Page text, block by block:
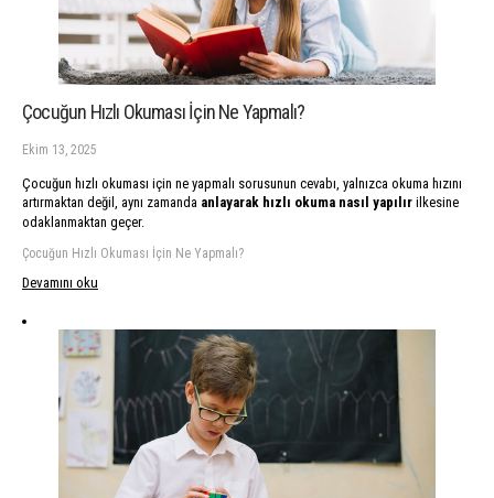
Çocuğun Hızlı Okuması İçin Ne Yapmalı?
Ekim 13, 2025
Çocuğun hızlı okuması için ne yapmalı sorusunun cevabı, yalnızca okuma hızını
artırmaktan değil, aynı zamanda anlayarak hızlı okuma nasıl yapılır ilkesine
odaklanmaktan geçer.
Çocuğun Hızlı Okuması İçin Ne Yapmalı?
Devamını oku